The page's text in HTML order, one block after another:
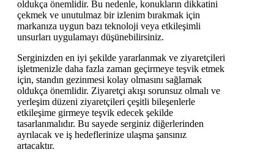
oldukça önemlidir. Bu nedenle, konukların dikkatini
çekmek ve unutulmaz bir izlenim bırakmak için
markanıza uygun bazı teknoloji veya etkileşimli
unsurları uygulamayı düşünebilirsiniz.
Serginizden en iyi şekilde yararlanmak ve ziyaretçileri
işletmenizle daha fazla zaman geçirmeye teşvik etmek
için, standın gezinmesi kolay olmasını sağlamak
oldukça önemlidir. Ziyaretçi akışı sorunsuz olmalı ve
yerleşim düzeni ziyaretçileri çeşitli bileşenlerle
etkileşime girmeye teşvik edecek şekilde
tasarlanmalıdır. Bu sayede serginiz diğerlerinden
ayrılacak ve iş hedeflerinize ulaşma şansınız
artacaktır.